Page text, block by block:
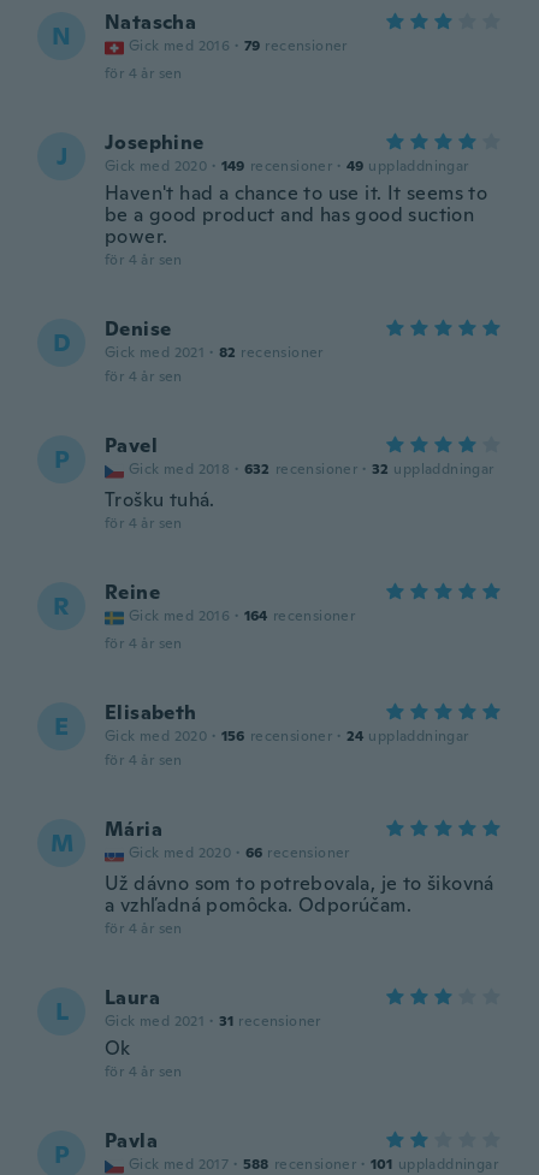
N Natascha
Gick med 2016 · 79 recensioner
för 4 år sen
J Josephine
Gick med 2020 · 149 recensioner · 49 uppladdningar
Haven't had a chance to use it. It seems to
be a good product and has good suction
power.
för 4 år sen
D Denise
Gick med 2021 · 82 recensioner
för 4 år sen
P Pavel
Gick med 2018 · 632 recensioner · 32 uppladdningar
Trošku tuhá.
för 4 år sen
R Reine
Gick med 2016 · 164 recensioner
för 4 år sen
E Elisabeth
Gick med 2020 · 156 recensioner · 24 uppladdningar
för 4 år sen
M Mária
Gick med 2020 · 66 recensioner
Už dávno som to potrebovala, je to šikovná
a vzhľadná pomôcka. Odporúčam.
för 4 år sen
L Laura
Gick med 2021 · 31 recensioner
Ok
för 4 år sen
P Pavla
Gick med 2017 · 588 recensioner · 101 uppladdningar